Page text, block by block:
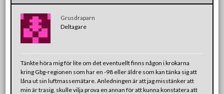
Grusdraparn
Deltagare
Tänkte höra mig för lite om det eventuellt finns någon i krokarna
kring Gbg-regionen som har en -98 eller äldre som kan tänka sig att
låna ut sin luftmassemätare. Anledningen är att jag misstänker att
min är trasig, skulle vilja prova en annan för att kunna konstatera att